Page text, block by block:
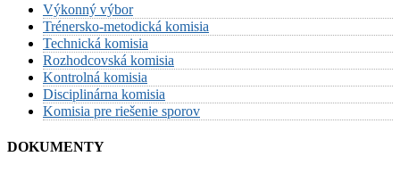
Výkonný výbor
Trénersko-metodická komisia
Technická komisia
Rozhodcovská komisia
Kontrolná komisia
Disciplinárna komisia
Komisia pre riešenie sporov
DOKUMENTY